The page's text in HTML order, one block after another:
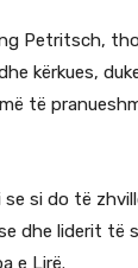
Petritsch,
kërkues,
të
si do të
dhe liderit të
e Lirë.